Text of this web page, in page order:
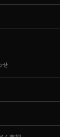
せ